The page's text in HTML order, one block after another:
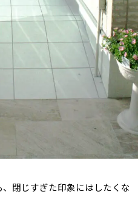
閉じすぎた印象にはしたくな